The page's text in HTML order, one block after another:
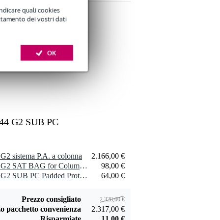
quali cookies
dei vostri dati
OK
Devine JACM/5
cavo segnale mono
jack - jack 5 m
6,95 €
cavo segnale mono
jack - jack 10 m
9,95 €
Aggiungi
G2 SUB PC
sistema P.A. a colonna
2.166,00 €
1 x LD Systems MAUI 44 G2 SAT BAG for Column Speaker Array
98,00 €
1 x LD Systems MAUI 44 G2 SUB PC Padded Protective Cover
64,00 €
Prezzo consigliato 2.328,00 €
pacchetto convenienza
2.317,00 €